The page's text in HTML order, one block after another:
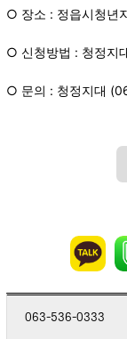
○ 장소 : 정읍시청년
○ 신청방법 : 청정지
○ 문의 : 청정지대
063-536-0333